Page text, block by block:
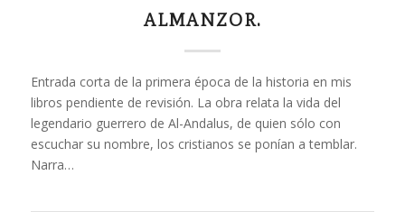
ALMANZOR.
Entrada corta de la primera época de la historia en mis
libros pendiente de revisión. La obra relata la vida del
legendario guerrero de Al-Andalus, de quien sólo con
escuchar su nombre, los cristianos se ponían a temblar.
Narra…